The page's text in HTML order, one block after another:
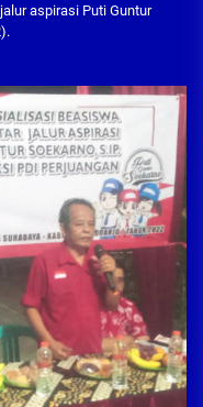
aspirasi Puti Guntur